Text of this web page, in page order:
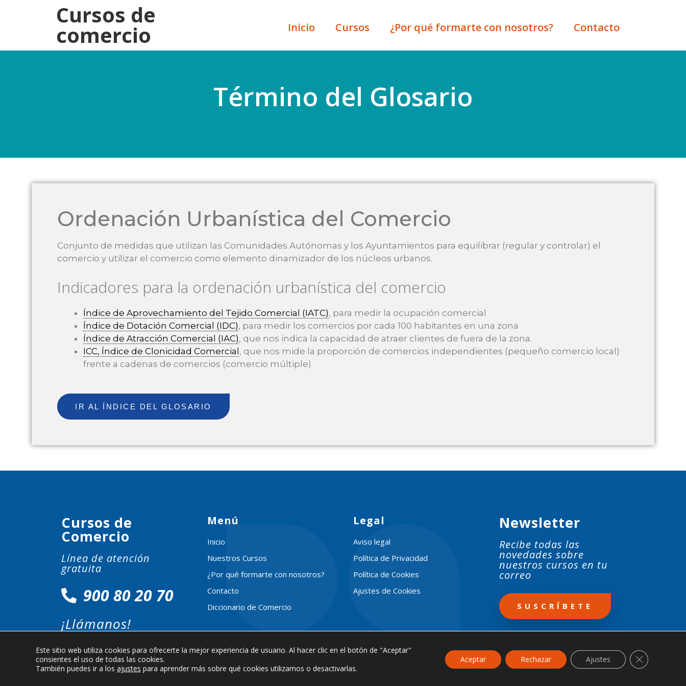
Cursos de
comercio Inicio Cursos ¿Por qué formarte con nosotros? Contacto
Término del Glosario
Ordenación Urbanística del Comercio
Conjunto de medidas que utilizan las Comunidades Autónomas y los Ayuntamientos para equilibrar (regular y controlar) el
comercio y utilizar el comercio como elemento dinamizador de los núcleos urbanos.
Indicadores para la ordenación urbanística del comercio
Índice de Aprovechamiento del Tejido Comercial (IATC), para medir la ocupación comercial
Índice de Dotación Comercial (IDC), para medir los comercios por cada 100 habitantes en una zona
Índice de Atracción Comercial (IAC), que nos indica la capacidad de atraer clientes de fuera de la zona.
ICC, Índice de Clonicidad Comercial, que nos mide la proporción de comercios independientes (pequeño comercio local)
frente a cadenas de comercios (comercio múltiple)
IR AL ÍNDICE DEL GLOSARIO
Cursos de
Comercio
Línea de atención
gratuita
900 80 20 70
¡Llámanos!
Menú
Inicio
Nuestros Cursos
¿Por qué formarte con nosotros?
Contacto
Diccionario de Comercio
Legal
Aviso legal
Política de Privacidad
Política de Cookies
Ajustes de Cookies
Newsletter
Recibe todas las
novedades sobre
nuestros cursos en tu
correo
SUSCRÍBETE
© Aduo Group Global Educational Technology S.L. - Todos los Derechos Reservados
Este sitio web utiliza cookies para ofrecerte la mejor experiencia de usuario. Al hacer clic en el botón de "Aceptar"
consientes el uso de todas las cookies.
También puedes ir a los ajustes para aprender más sobre qué cookies utilizamos o desactivarlas.
Aceptar Rechazar Ajustes Cerrar el